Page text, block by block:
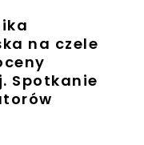
na czele
Spotkanie